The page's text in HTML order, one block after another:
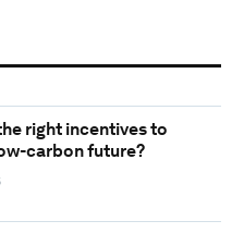
right incentives to
carbon future?